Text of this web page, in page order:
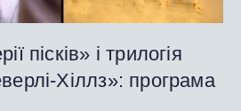
пісків» і трилогія
Хіллз»: програма